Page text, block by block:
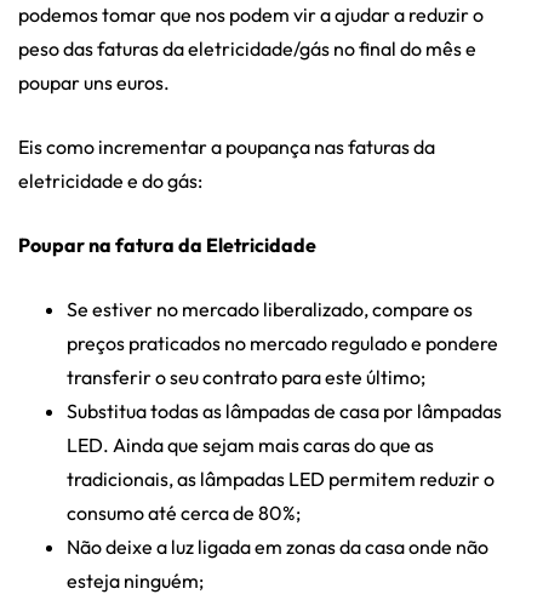
podemos tomar que nos podem vir a ajudar a reduzir o
peso das faturas da eletricidade/gás no final do mês e
poupar uns euros.
Eis como incrementar a poupança nas faturas da
eletricidade e do gás:
Poupar na fatura da Eletricidade
Se estiver no mercado liberalizado, compare os
preços praticados no mercado regulado e pondere
transferir o seu contrato para este último;
Substitua todas as lâmpadas de casa por lâmpadas
LED. Ainda que sejam mais caras do que as
tradicionais, as lâmpadas LED permitem reduzir o
consumo até cerca de 80%;
Não deixe a luz ligada em zonas da casa onde não
esteja ninguém;